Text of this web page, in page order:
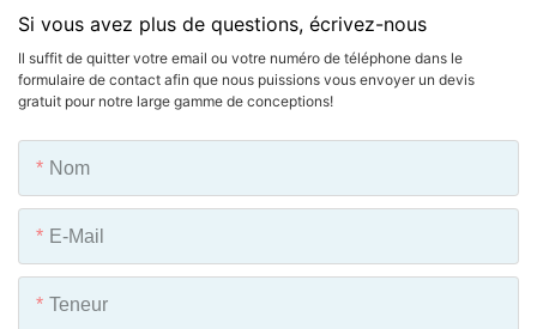
Si vous avez plus de questions, écrivez-nous
Il suffit de quitter votre email ou votre numéro de téléphone dans le
formulaire de contact afin que nous puissions vous envoyer un devis
gratuit pour notre large gamme de conceptions!
Nom
E-Mail
Teneur